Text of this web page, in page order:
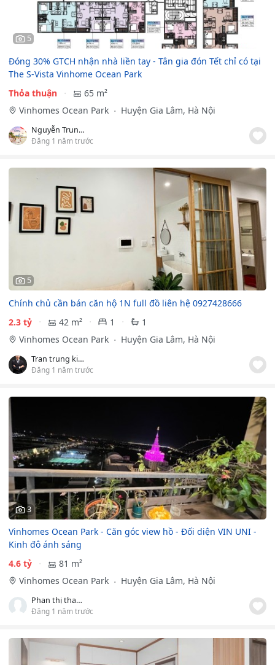
5
Đóng 30% GTCH nhận nhà liền tay - Tân gia đón Tết chỉ có tại
The S-Vista Vinhome Ocean Park
Thỏa thuận
65 m²
Vinhomes Ocean Park
Huyện Gia Lâm, Hà Nội
Nguyễn Trung Định
Đăng 1 năm trước
5
Chính chủ cần bán căn hộ 1N full đồ liên hệ 0927428666
2.3 tỷ
42 m² 1
1
Vinhomes Ocean Park
Huyện Gia Lâm, Hà Nội
Tran trung kiên
Đăng 1 năm trước
3
Vinhomes Ocean Park - Căn góc view hồ - Đối diện VIN UNI -
Kinh đô ánh sáng
4.6 tỷ
81 m²
Vinhomes Ocean Park
Huyện Gia Lâm, Hà Nội
Phan thị thanh huyền
Đăng 1 năm trước